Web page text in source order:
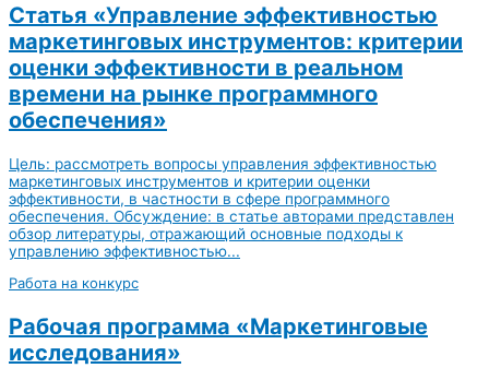
Статья «Управление эффективностью
маркетинговых инструментов: критерии
оценки эффективности в реальном
времени на рынке программного
обеспечения»
Цель: рассмотреть вопросы управления эффективностью
маркетинговых инструментов и критерии оценки
эффективности, в частности в сфере программного
обеспечения. Обсуждение: в статье авторами представлен
обзор литературы, отражающий основные подходы к
управлению эффективностью...
Работа на конкурс
Рабочая программа «Маркетинговые
исследования»